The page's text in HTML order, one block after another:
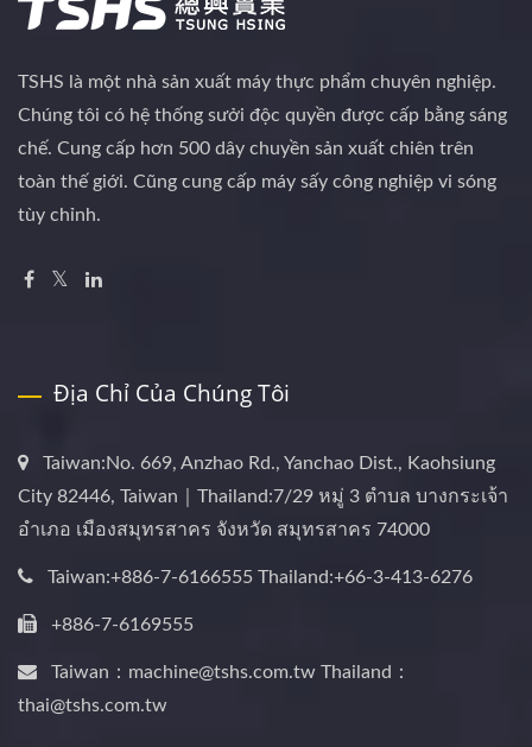
TSHS là một nhà sản xuất máy thực phẩm chuyên nghiệp.
Chúng tôi có hệ thống sưởi độc quyền được cấp bằng sáng
chế. Cung cấp hơn 500 dây chuyền sản xuất chiên trên
toàn thế giới. Cũng cung cấp máy sấy công nghiệp vi sóng
tùy chỉnh.
Địa Chỉ Của Chúng Tôi
Taiwan:No. 669, Anzhao Rd., Yanchao Dist., Kaohsiung
City 82446, Taiwan｜Thailand:7/29 หมู่ 3 ตำบล บางกระเจ้า
อำเภอ เมืองสมุทรสาคร จังหวัด สมุทรสาคร 74000
Taiwan:+886-7-6166555 Thailand:+66-3-413-6276
+886-7-6169555
Taiwan：machine@tshs.com.tw Thailand：
thai@tshs.com.tw